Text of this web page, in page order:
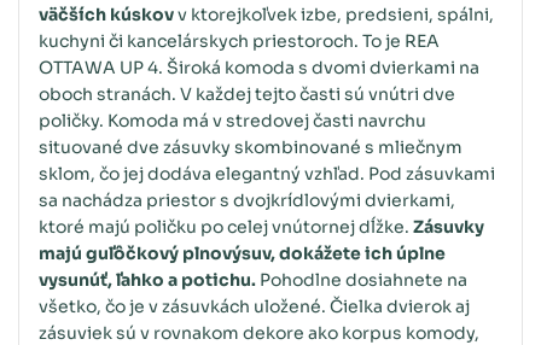
väčších kúskovv ktorejkoľvek izbe, predsieni, spálni,
kuchyni či kancelárskych priestoroch. To je REA
OTTAWA UP 4. Široká komoda s dvomi dvierkami na
oboch stranách. V každej tejto časti sú vnútri dve
poličky. Komoda má v stredovej časti navrchu
situované dve zásuvky skombinované s mliečnym
sklom, čo jej dodáva elegantný vzhľad. Pod zásuvkami
sa nachádza priestor s dvojkrídlovými dvierkami,
ktoré majú poličku po celej vnútornej dĺžke. Zásuvky
majú guľôčkový plnovýsuv, dokážete ich úplne
vysunúť, ľahko a potichu. Pohodlne dosiahnete na
všetko, čo je v zásuvkách uložené. Čielka dvierok aj
zásuviek sú v rovnakom dekore ako korpus komody,